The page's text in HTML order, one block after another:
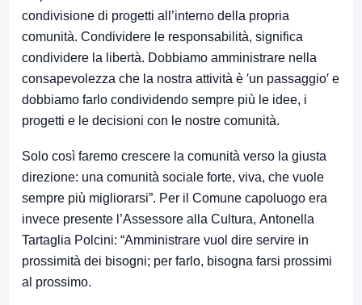
condivisione di progetti all’interno della propria
comunità. Condividere le responsabilità, significa
condividere la libertà. Dobbiamo amministrare nella
consapevolezza che la nostra attività è ′un passaggio′ e
dobbiamo farlo condividendo sempre più le idee, i
progetti e le decisioni con le nostre comunità.
Solo così faremo crescere la comunità verso la giusta
direzione: una comunità sociale forte, viva, che vuole
sempre più migliorarsi”. Per il Comune capoluogo era
invece presente l’Assessore alla Cultura, Antonella
Tartaglia Polcini: “Amministrare vuol dire servire in
prossimità dei bisogni; per farlo, bisogna farsi prossimi
al prossimo.